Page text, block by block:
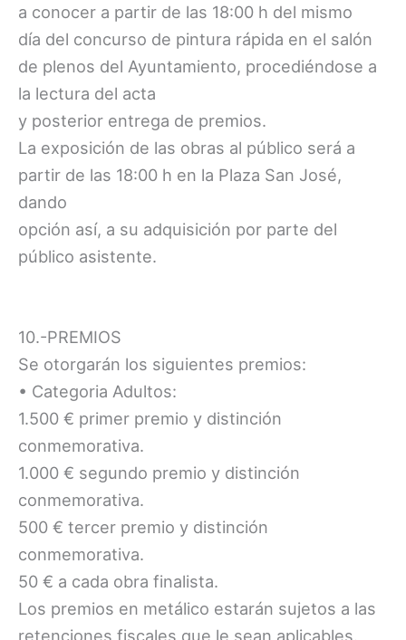
a conocer a partir de las 18:00 h del mismo
día del concurso de pintura rápida en el salón
de plenos del Ayuntamiento, procediéndose a
la lectura del acta
y posterior entrega de premios.
La exposición de las obras al público será a
partir de las 18:00 h en la Plaza San José,
dando
opción así, a su adquisición por parte del
público asistente.
10.-PREMIOS
Se otorgarán los siguientes premios:
• Categoria Adultos:
1.500 € primer premio y distinción
conmemorativa.
1.000 € segundo premio y distinción
conmemorativa.
500 € tercer premio y distinción
conmemorativa.
50 € a cada obra finalista.
Los premios en metálico estarán sujetos a las
retenciones fiscales que le sean aplicables.